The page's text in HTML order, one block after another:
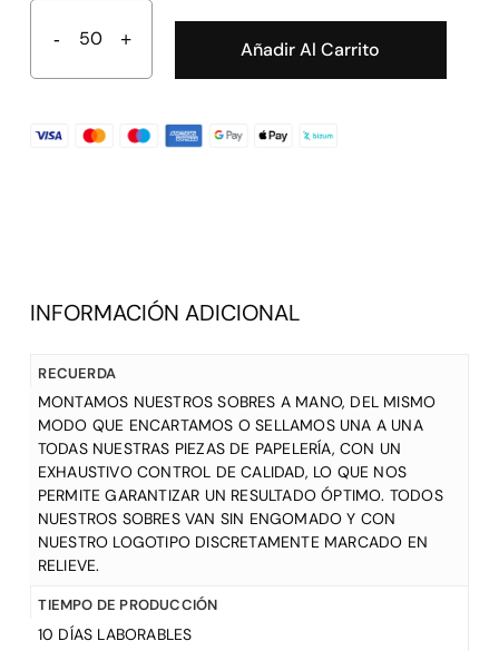
Añadir Al Carrito
INFORMACIÓN ADICIONAL
RECUERDA
MONTAMOS NUESTROS SOBRES A MANO, DEL MISMO
MODO QUE ENCARTAMOS O SELLAMOS UNA A UNA
TODAS NUESTRAS PIEZAS DE PAPELERÍA, CON UN
EXHAUSTIVO CONTROL DE CALIDAD, LO QUE NOS
PERMITE GARANTIZAR UN RESULTADO ÓPTIMO. TODOS
NUESTROS SOBRES VAN SIN ENGOMADO Y CON
NUESTRO LOGOTIPO DISCRETAMENTE MARCADO EN
RELIEVE.
TIEMPO DE PRODUCCIÓN
10 DÍAS LABORABLES